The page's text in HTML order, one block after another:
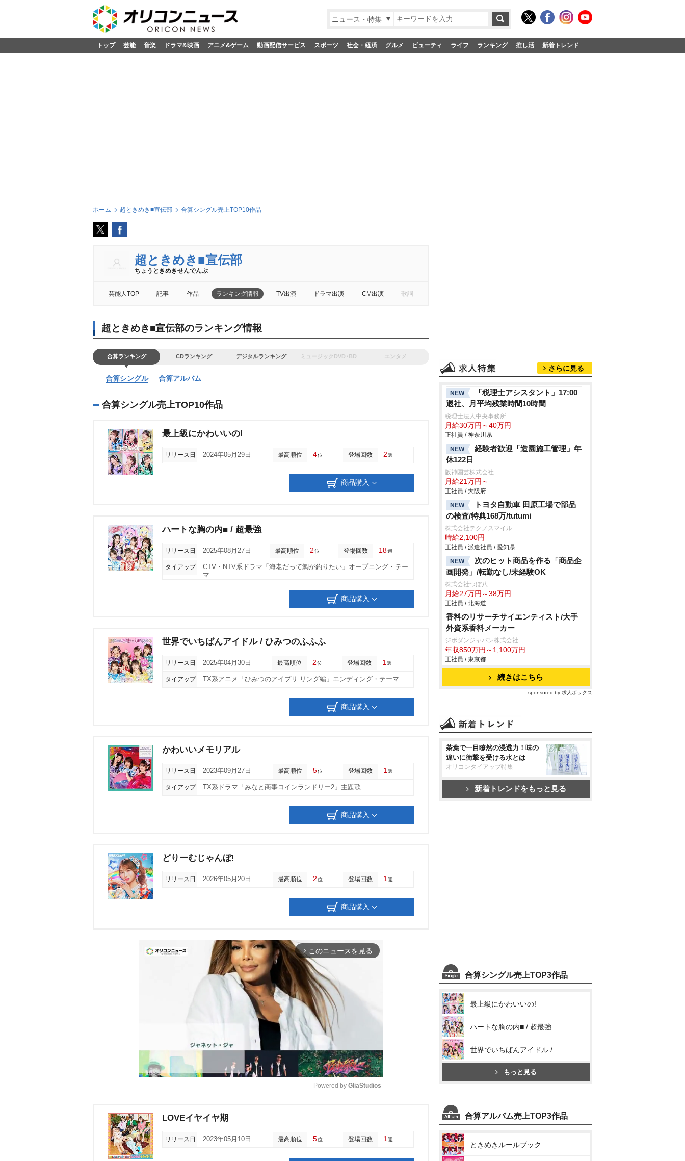
ニュース・特集
トップ 芸能 音楽 ドラマ&映画 アニメ&ゲーム 動画配信サービス スポーツ 社会・経済 グルメ ビューティ ライフ ランキング 推し活 新着トレンド
ホーム 超ときめき■宣伝部 合算シングル売上TOP10作品
超ときめき■宣伝部
ちょうときめきせんでんぶ
芸能人TOP 記事 作品 ランキング情報 TV出演 ドラマ出演 CM出演 歌詞
超ときめき■宣伝部のランキング情報
合算ランキング CDランキング デジタルランキング ミュージックDVD･BD エンタメ
合算シングル 合算アルバム
合算シングル売上TOP10作品
最上級にかわいいの!
リリース日 2024年05月29日 最高順位 4位 登場回数 2週
商品購入
ハートな胸の内■ / 超最強
リリース日 2025年08月27日 最高順位 2位 登場回数 18週
タイアップ
CTV・NTV系ドラマ「海老だって鯛が釣りたい」オープニング・テー
マ
商品購入
世界でいちばんアイドル / ひみつのふふふ
リリース日 2025年04月30日 最高順位 2位 登場回数 1 週
タイアップ TX系アニメ「ひみつのアイプリ リング編」エンディング・テーマ
商品購入
かわいいメモリアル
リリース日 2023年09月27日 最高順位 5位 登場回数 1 週
タイアップ TX系ドラマ「みなと商事コインランドリー2」主題歌
商品購入
どりーむじゃんぼ!
リリース日 2026年05月20日 最高順位 2位 登場回数 1 週
商品購入
arrow_forward_ios このニュースを見る
e
Powered by GliaStudios
LOVEイヤイヤ期
リリース日 2023年05月10日 最高順位 5位 登場回数 1 週
さらに見る
NEW
「税理士アシスタント」17:00
退社、月平均残業時間10時間
税理士法人中央事務所
月給30万円～40万円
正社員 / 神奈川県
NEW
経験者歓迎「造園施工管理」年
休122日
阪神園芸株式会社
月給21万円～
正社員 / 大阪府
NEW
トヨタ自動車 田原工場で部品
の検査/特典168万/tutumi
株式会社テクノスマイル
時給2,100円
正社員 / 派遣社員 / 愛知県
NEW
次のヒット商品を作る「商品企
画開発」/転勤なし/未経験OK
株式会社つぼ八
月給27万円～38万円
正社員 / 北海道
香料のリサーチサイエンティスト/大手
外資系香料メーカー
ジボダンジャパン株式会社
年収850万円～1,100万円
正社員 / 東京都
続きはこちら
sponsored by 求人ボックス
茶葉で一目瞭然の浸透力！味の
違いに衝撃を受ける水とは
オリコンタイアップ特集
新着トレンドをもっと見る
合算シングル売上TOP3作品
最上級にかわいいの!
ハートな胸の内■ / 超最強
もっと見る
合算アルバム売上TOP3作品
ときめきルールブック